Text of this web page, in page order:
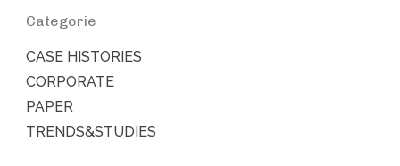
Categorie
CASE HISTORIES
CORPORATE
PAPER
TRENDS&STUDIES